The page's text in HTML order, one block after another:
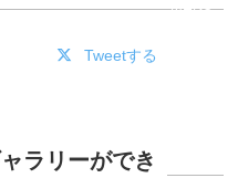
Tweetする
ラリーができ